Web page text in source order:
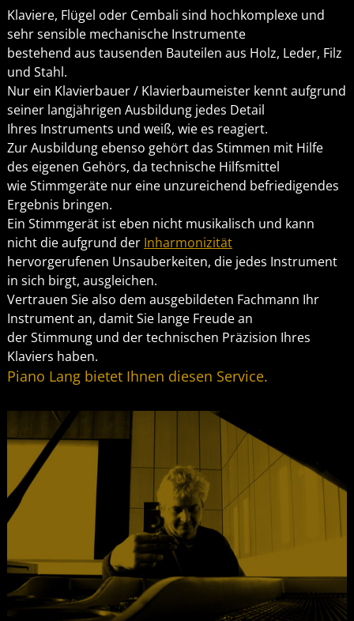
Klaviere, Flügel oder Cembali sind hochkomplexe und
sehr sensible mechanische Instrumente
bestehend aus tausenden Bauteilen aus Holz, Leder, Filz
und Stahl.
Nur ein Klavierbauer / Klavierbaumeister kennt aufgrund
seiner langjährigen Ausbildung jedes Detail
Ihres Instruments und weiß, wie es reagiert.
Zur Ausbildung ebenso gehört das Stimmen mit Hilfe
des eigenen Gehörs, da technische Hilfsmittel
wie Stimmgeräte nur eine unzureichend befriedigendes
Ergebnis bringen.
Ein Stimmgerät ist eben nicht musikalisch und kann
nicht die aufgrund der Inharmonizität
hervorgerufenen Unsauberkeiten, die jedes Instrument
in sich birgt, ausgleichen.
Vertrauen Sie also dem ausgebildeten Fachmann Ihr
Instrument an, damit Sie lange Freude an
der Stimmung und der technischen Präzision Ihres
Klaviers haben.
Piano Lang bietet Ihnen diesen Service.